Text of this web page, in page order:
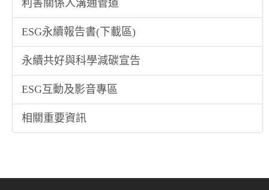
利害關係人溝通管道
ESG永續報告書(下載區)
永續共好與科學減碳宣告
ESG互動及影音專區
相關重要資訊